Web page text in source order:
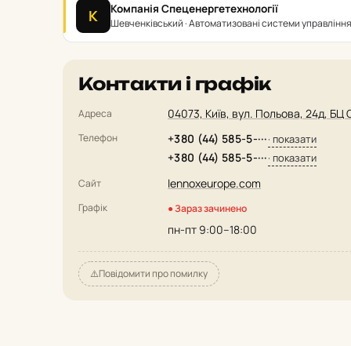
К Компанія Спеценергетехнології
Шевченківський · Автоматизовані системи управління
Контакти і графік
Адреса 04073, Київ, вул. Польова, 24д, БЦ
Телефон +380 (44) 585-5-···· показати
+380 (44) 585-5-···· показати
Сайт lennoxeurope.com
Графік ● Зараз зачинено
пн-пт 9:00–18:00
⚠️Повідомити про помилку